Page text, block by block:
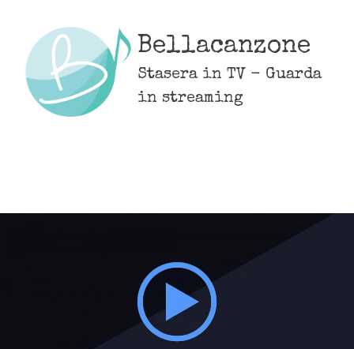
content
Bellacanzone
Stasera in TV - Guarda
in streaming